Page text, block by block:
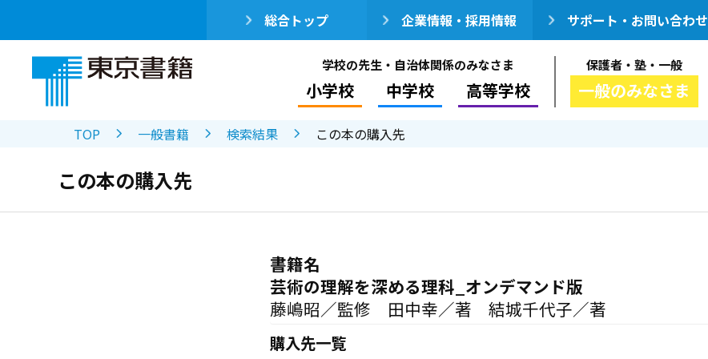
総合トップ 企業情報・採用情報 サポート・お問い合わせ
学校の先生・自治体関係のみなさま
小学校 中学校 高等学校
保護者・塾・一般
一般のみなさま
TOP 一般書籍 検索結果 この本の購入先
この本の購入先
書籍名
芸術の理解を深める理科_オンデマンド版
藤嶋昭／監修 田中幸／著 結城千代子／著
購入先一覧